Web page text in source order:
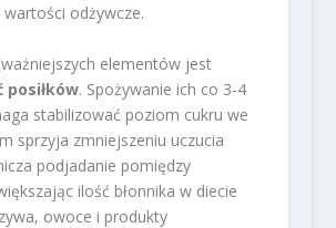
odżywcze.
elementów jest
posiłków. Spożywanie ich co 3-4
stabilizować poziom cukru we
sprzyja zmniejszeniu uczucia
podjadanie pomiędzy
ilość błonnika w diecie
owoce i produkty